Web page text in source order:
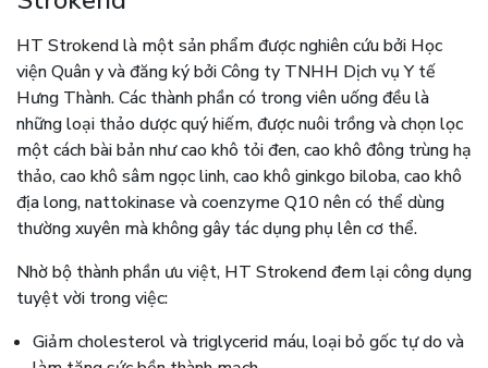
HT Strokend là một sản phẩm được nghiên cứu bởi Học
viện Quân y và đăng ký bởi Công ty TNHH Dịch vụ Y tế
Hưng Thành. Các thành phần có trong viên uống đều là
những loại thảo dược quý hiếm, được nuôi trồng và chọn lọc
một cách bài bản như cao khô tỏi đen, cao khô đông trùng hạ
thảo, cao khô sâm ngọc linh, cao khô ginkgo biloba, cao khô
địa long, nattokinase và coenzyme Q10 nên có thể dùng
thường xuyên mà không gây tác dụng phụ lên cơ thể.
Nhờ bộ thành phần ưu việt, HT Strokend đem lại công dụng
tuyệt vời trong việc:
Giảm cholesterol và triglycerid máu, loại bỏ gốc tự do và